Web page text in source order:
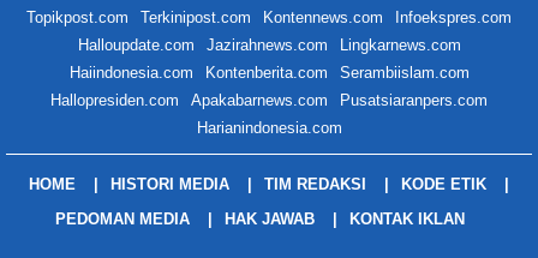
Topikpost.com
Terkinipost.com Kontennews.com
Infoekspres.com
Halloupdate.com
Jazirahnews.com
Lingkarnews.com
Haiindonesia.com
Kontenberita.com
Serambiislam.com
Hallopresiden.com
Apakabarnews.com
Pusatsiaranpers.com
Harianindonesia.com
HOME HISTORI MEDIA TIM REDAKSI
KODE ETIK
PEDOMAN MEDIA
HAK JAWAB KONTAK IKLAN